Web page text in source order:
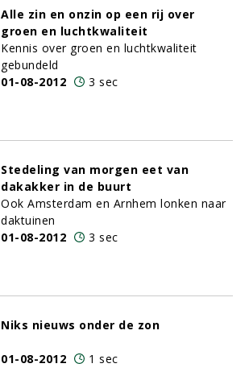
Alle zin en onzin op een rij over
groen en luchtkwaliteit
Kennis over groen en luchtkwaliteit
gebundeld
01-08-2012
3 sec
Stedeling van morgen eet van
dakakker in de buurt
Ook Amsterdam en Arnhem lonken naar
daktuinen
01-08-2012
3 sec
Niks nieuws onder de zon
01-08-2012 1 sec